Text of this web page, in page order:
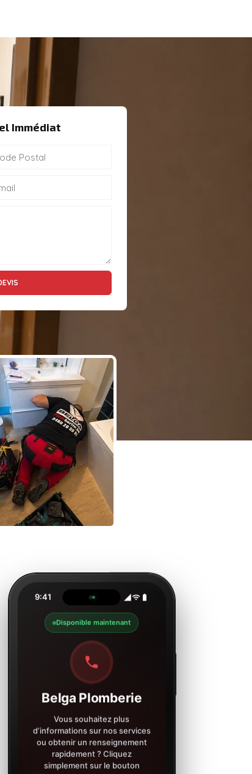
Immédiat
9:41
Disponible maintenant
Belga Plomberie
Vous souhaitez plus
d’informations sur nos services
ou obtenir un renseignement
rapidement ? Cliquez
simplement sur le bouton